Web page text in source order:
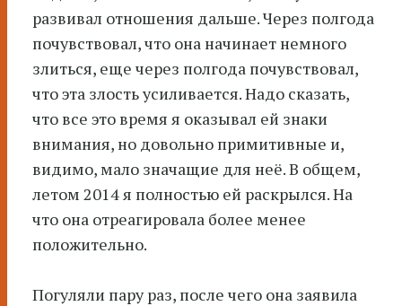
развивал отношения дальше. Через полгода
почувствовал, что она начинает немного
злиться, еще через полгода почувствовал,
что эта злость усиливается. Надо сказать,
что все это время я оказывал ей знаки
внимания, но довольно примитивные и,
видимо, мало значащие для неё. В общем,
летом 2014 я полностью ей раскрылся. На
что она отреагировала более менее
положительно.
Погуляли пару раз, после чего она заявила